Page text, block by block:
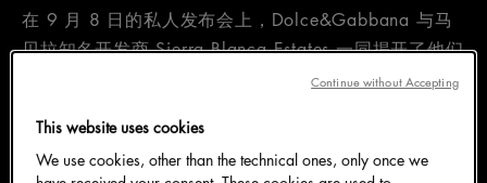
在 9 月 8 日的私人发布会上，Dolce&Gabbana 与马
贝拉知名开发商 Sierra Blanca Estates 一同揭开了他们
合作杰作的神秘面纱：Design Hills。这个创新的住宅
定义欧洲的奢华生活方式。
This website uses cookies
We use cookies, other than the technical ones, only once we
Continue without Accepting